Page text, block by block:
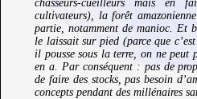
chasseurs-cueilleurs mais en
cultivateurs), la forêt
partie, notamment de manioc. Et
le laissait sur pied (parce que
il pousse sous la terre, on ne peut
en a. Par conséquent : pas de
de faire des stocks, pas besoin
concepts pendant des millénaires